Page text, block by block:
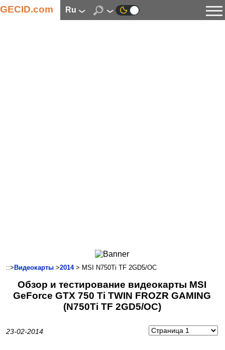
GECID.com ru
Смартфоны
Коммуникации
Автоэлектроника
Программное обеспечение
::> Видеокарты >2014> MSI N750Ti TF 2GD5/ОС
Обзор и тестирование видеокарты MSI
GeForce GTX 750 Ti TWIN FROZR GAMING
(N750Ti TF 2GD5/ОС)
23-02-2014